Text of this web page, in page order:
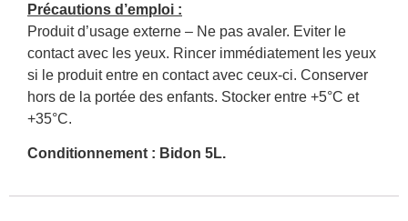
Précautions d’emploi :
Produit d’usage externe – Ne pas avaler. Eviter le
contact avec les yeux. Rincer immédiatement les yeux
si le produit entre en contact avec ceux-ci. Conserver
hors de la portée des enfants. Stocker entre +5°C et
+35°C.
Conditionnement : Bidon 5L.